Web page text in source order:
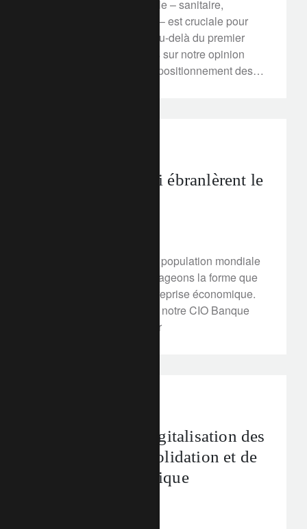
réponse tridimensionnelle – sanitaire,
monétaire et budgétaire – est cruciale pour
que le virus n’aille pas au-delà du premier
semestre. En savoir plus sur notre opinion
macroéconomique et le positionnement des
Dix semaines qui ébranlèrent le
Alors que la moitié de la population mondiale
est confinée, nous envisageons la forme que
prendra une éventuelle reprise économique.
Découvrez-en plus avec notre CIO Banque
Privée, Stéphane Monier
Du papier à la digitalisation des
services de consolidation et de
reporting dynamique